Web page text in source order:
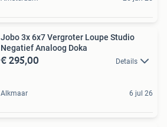
Jobo 3x 6x7 Vergroter Loupe Studio
Negatief Analoog Doka
€ 295,00 Details
Alkmaar 6 jul 26